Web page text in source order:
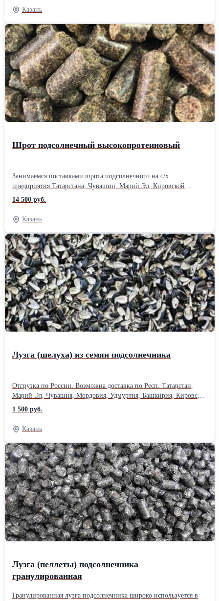
тем, что при измельчении семян подсолнечника, лузга отходит
сама по себе, а ведь именно в ней и содержится больше всего
клетчатки. Жмых содержит много полезных веществ,
необходимых как для КРС, так и для домашней птицы, свиней,
кроликов. Положительно сказывается на яйценоскости птиц
(уток, кур, гусей, индеек). Повышает репродуктивную функцию
животных и птиц. Нормализует обменные процессы организма,
является одним из факторов быстрого роста молодняка и
снижает риск появления заболеваний даже в период эпидемий.
Высокое качество, имеется собственный автопарк. Отгрузка по
России.
Казань
Шрот подсолнечный высокопротеиновый
Занимаемся поставками шрота подсолнечного на с/х
предприятия Татарстана, Чувашии, Марий Эл, Кировской
области, Мордовии, Н.Новгород, Башкортостана, Самарской
области, Саратовской области. Содержание сырого протеина
37%-39%. Качество подтверждается качественным
удостоверением, сертификатом соответствия. Осуществляем
доставку своими зерновозами. Работаем с НДС.
14 500 руб.
Казань
Лузга (шелуха) из семян подсолнечника
Отгрузка по России. Возможна доставка по Респ. Татарстан,
Марий Эл, Чувашия, Мордовия, Удмуртия, Башкирия, Кировская
область, Ульяновская область. Лузга широко используется в
следующих направлениях: 1. В сельском хозяйстве в качестве: -
минерального удобрения для орошения и рыхления почвы; -
подстил для сельскохозяйственных животных и птиц; - основа
субстрата для выращивания грибов; 2. В строительстве: - в
качестве сырья для изготовления кирпича и керамических
изделий.Способ упаковки: Россыпь
1 500 руб.
Казань
Лузга (пеллеты) подсолнечника
гранулированная
Гранулированная лузга подсолнечника широко используется в